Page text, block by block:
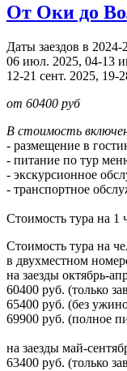
От Оки до
Даты заездов в
06 июл. 2025, 04-13
12-21 сент. 2025, 19-
от 60400 руб
В стоимость
- размещение в
- питание по тур
- экскурсионное
- транспортное
Стоимость тура на 1
Стоимость тура на
в двухместном
на заезды октябрь-
60400 руб. (только
65400 руб. (без
69900 руб. (полное
на заезды май-
63400 руб. (только